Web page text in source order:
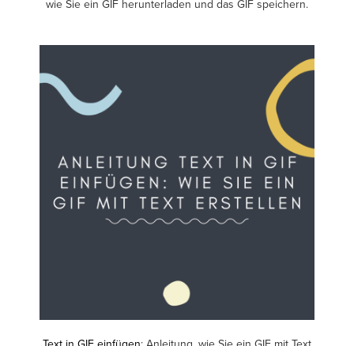
wie Sie ein GIF herunterladen und das GIF speichern.